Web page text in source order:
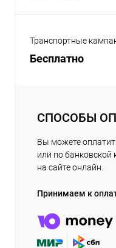
Транспортные
Бесплатно
СПОСОБЫ
Вы можете
или по банковской
на сайте онлайн.
Принимаем к